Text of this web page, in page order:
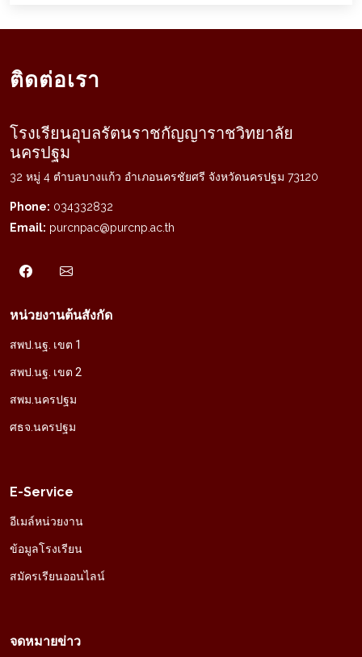
ติดต่อเรา
โรงเรียนอุบลรัตนราชกัญญาราชวิทยาลัย
นครปฐม
32 หมู่ 4 ตำบลบางแก้ว อำเภอนครชัยศรี จังหวัดนครปฐม 73120
Phone: 034332832
Email: purcnpac@purcnp.ac.th
หน่วยงานต้นสังกัด
สพป.นฐ. เขต 1
สพป.นฐ. เขต 2
สพม.นครปฐม
ศธจ.นครปฐม
E-Service
อีเมล์หน่วยงาน
ข้อมูลโรงเรียน
สมัครเรียนออนไลน์
จดหมายข่าว